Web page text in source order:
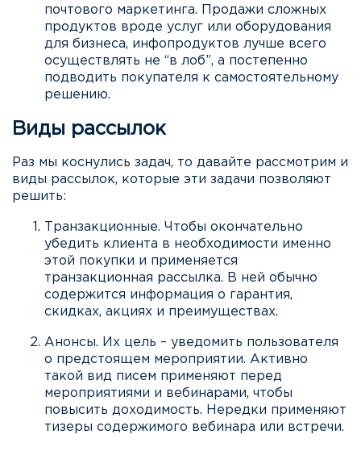
почтового маркетинга. Продажи сложных
продуктов вроде услуг или оборудования
для бизнеса, инфопродуктов лучше всего
осуществлять не “в лоб”, а постепенно
подводить покупателя к самостоятельному
решению.
Виды рассылок
Раз мы коснулись задач, то давайте рассмотрим и
виды рассылок, которые эти задачи позволяют
решить:
Транзакционные. Чтобы окончательно
убедить клиента в необходимости именно
этой покупки и применяется
транзакционная рассылка. В ней обычно
содержится информация о гарантия,
скидках, акциях и преимуществах.
Анонсы. Их цель – уведомить пользователя
о предстоящем мероприятии. Активно
такой вид писем применяют перед
мероприятиями и вебинарами, чтобы
повысить доходимость. Нередки применяют
тизеры содержимого вебинара или встречи.